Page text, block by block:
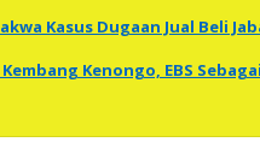
Kasus Dugaan Jual Beli
Kenongo, EBS